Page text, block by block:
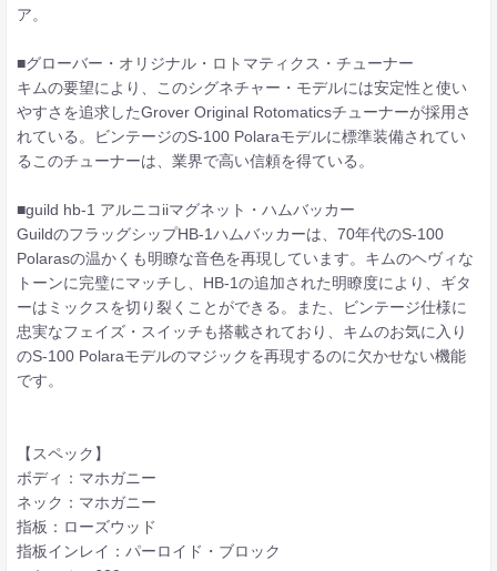
ア。
■グローバー・オリジナル・ロトマティクス・チューナー
キムの要望により、このシグネチャー・モデルには安定性と使い
やすさを追求したGrover Original Rotomaticsチューナーが採用さ
れている。ビンテージのS-100 Polaraモデルに標準装備されてい
るこのチューナーは、業界で高い信頼を得ている。
■guild hb-1 アルニコiiマグネット・ハムバッカー
GuildのフラッグシップHB-1ハムバッカーは、70年代のS-100
Polarasの温かくも明瞭な音色を再現しています。キムのヘヴィな
トーンに完璧にマッチし、HB-1の追加された明瞭度により、ギタ
ーはミックスを切り裂くことができる。また、ビンテージ仕様に
忠実なフェイズ・スイッチも搭載されており、キムのお気に入り
のS-100 Polaraモデルのマジックを再現するのに欠かせない機能
です。
【スペック】
ボディ：マホガニー
ネック：マホガニー
指板：ローズウッド
指板インレイ：パーロイド・ブロック